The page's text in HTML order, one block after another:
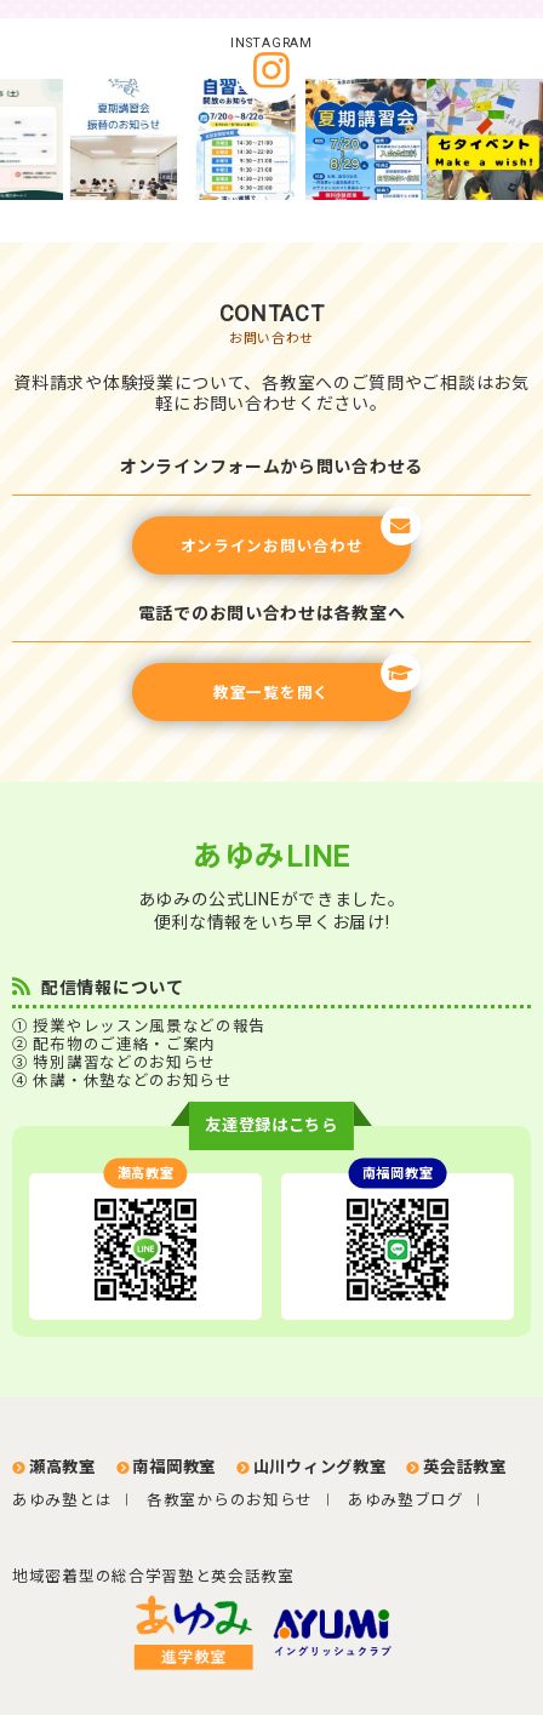
INSTAGRAM
CONTACT
お問い合わせ
資料請求や体験授業について、各教室へのご質問やご相談はお気
軽にお問い合わせください。
オンラインフォームから問い合わせる
オンラインお問い合わせ
電話でのお問い合わせは各教室へ
教室一覧を開く
あゆみLINE
あゆみの公式LINEができました。
便利な情報をいち早くお届け!
配信情報について
① 授業やレッスン風景などの報告
② 配布物のご連絡・ご案内
③ 特別講習などのお知らせ
④ 休講・休塾などのお知らせ
友達登録はこちら
瀬高教室 南福岡教室
瀬高教室 南福岡教室 山川ウィング教室
英会話教室
あゆみ塾とは
各教室からのお知らせ あゆみ塾ブログ
地域密着型の総合学習塾と英会話教室